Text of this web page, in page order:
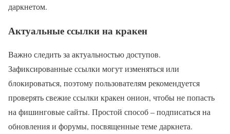
даркнетом.
Актуальные ссылки на кракен
Важно следить за актуальностью доступов.
Зафиксированные ссылки могут изменяться или
блокироваться, поэтому пользователям рекомендуется
проверять свежие ссылки кракен онион, чтобы не попасть
на фишинговые сайты. Простой способ – подписаться на
обновления и форумы, посвященные теме даркнета.